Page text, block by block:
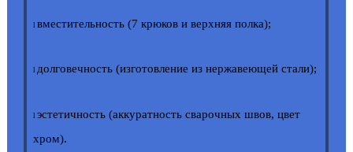
lвместительность (7 крюков и верхняя полка);
lдолговечность (изготовление из нержавеющей стали);
lэстетичность (аккуратность сварочных швов, цвет
хром).